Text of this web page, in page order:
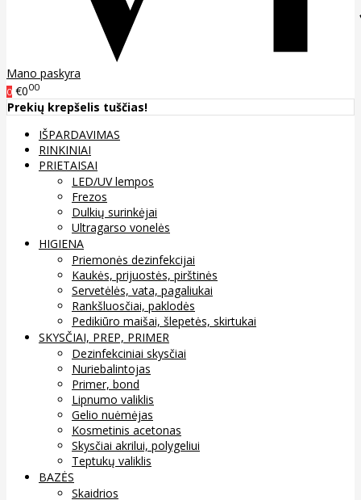
Mano paskyra
0 €000
Prekių krepšelis tuščias!
IŠPARDAVIMAS
RINKINIAI
PRIETAISAI
LED/UV lempos
Frezos
Dulkių surinkėjai
Ultragarso vonelės
HIGIENA
Priemonės dezinfekcijai
Kaukės, prijuostės, pirštinės
Servetėlės, vata, pagaliukai
Rankšluosčiai, paklodės
Pedikiūro maišai, šlepetės, skirtukai
SKYSČIAI, PREP, PRIMER
Dezinfekciniai skysčiai
Nuriebalintojas
Primer, bond
Lipnumo valiklis
Gelio nuėmėjas
Kosmetinis acetonas
Skysčiai akrilui, polygeliui
Teptukų valiklis
BAZĖS
Skaidrios